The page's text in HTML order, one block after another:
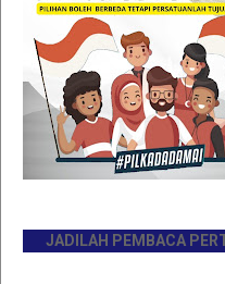
JADILAH PEMBACA